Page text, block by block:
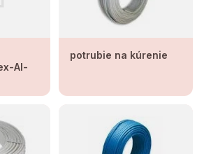
Al-
potrubie na kúrenie